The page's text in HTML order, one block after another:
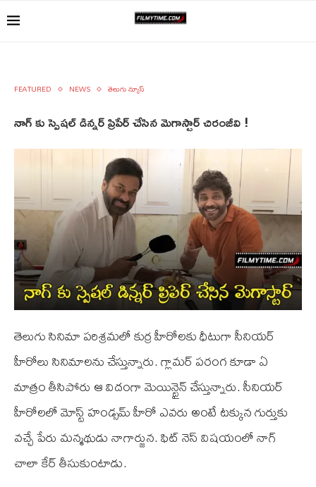
FEATURED NEWS తెలుగు న్యూస్
నాగ్ కు స్పెషల్ డిన్నర్ ప్రిపేర్ చేసిన మెగాస్టార్ చిరంజీవి !
తెలుగు సినిమా పరిశ్రమలో కుర్ర హీరోలకు ధీటుగా సీనియర్
హీరోలు సినిమాలను చేస్తున్నారు. గ్లామర్ పరంగ కూడా ఏ
మాత్రం తీసిపోరు ఆ విదంగా మెయిన్టైన్ చేస్తున్నారు. సీనియర్
హీరోలలో మోస్ట్ హండ్సమ్ హీరో ఎవరు అంటే టక్కున గుర్తుకు
వచ్చే పేరు మన్మథుడు నాగార్జున. ఫిట్ నెస్ విషయంలో నాగ్
చాలా కేర్ తీసుకుంటాడు.